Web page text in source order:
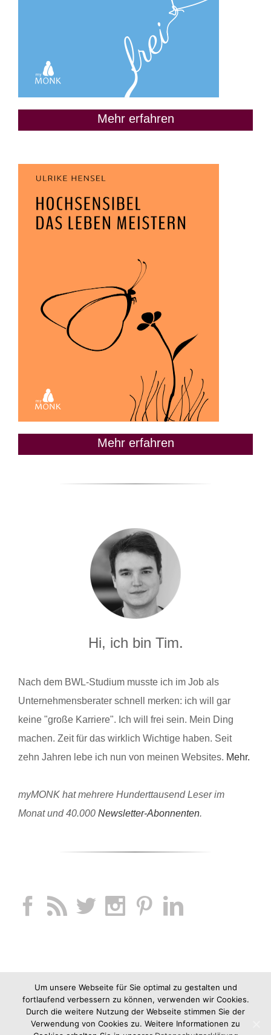
Mehr erfahren
Mehr erfahren
Hi, ich bin Tim.
Nach dem BWL-Studium musste ich im Job als
Unternehmensberater schnell merken: ich will gar
keine "große Karriere". Ich will frei sein. Mein Ding
machen. Zeit für das wirklich Wichtige haben. Seit
zehn Jahren lebe ich nun von meinen Websites. Mehr.
myMONK hat mehrere Hunderttausend Leser im
Monat und 40.000 Newsletter-Abonnenten.
Um unsere Webseite für Sie optimal zu gestalten und
fortlaufend verbessern zu können, verwenden wir Cookies.
Durch die weitere Nutzung der Webseite stimmen Sie der
Verwendung von Cookies zu. Weitere Informationen zu